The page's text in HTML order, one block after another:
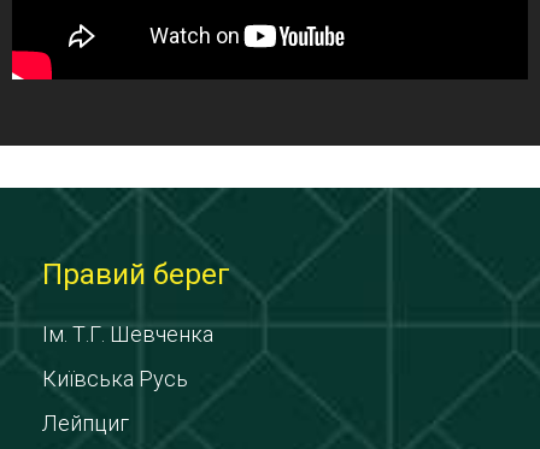
Правий берег
Ім. Т.Г. Шевченка
Київська Русь
Лейпциг